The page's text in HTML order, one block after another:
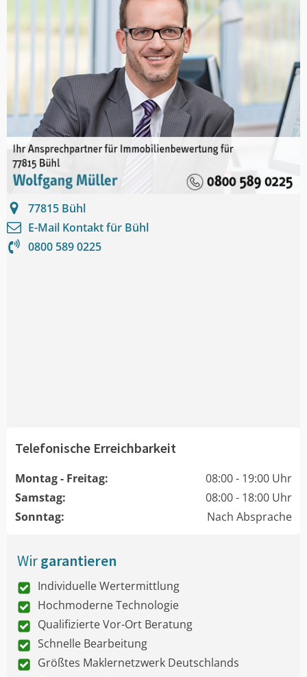
77815 Bühl
E-Mail Kontakt für Bühl
0800 589 0225
Telefonische Erreichbarkeit
Montag - Freitag:
08:00 - 19:00 Uhr
Samstag:
08:00 - 18:00 Uhr
Sonntag:
Nach Absprache
Wirgarantieren
Individuelle Wertermittlung
Hochmoderne Technologie
Qualifizierte Vor-Ort Beratung
Schnelle Bearbeitung
Größtes Maklernetzwerk Deutschlands